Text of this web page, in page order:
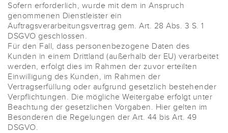
Sofern erforderlich, wurde mit dem in Anspruch
genommenen Dienstleister ein
Auftragsverarbeitungsvertrag gem. Art. 28 Abs. 3 S. 1
DSGVO geschlossen.
Für den Fall, dass personenbezogene Daten des
Kunden in einem Drittland (außerhalb der EU) verarbeitet
werden, erfolgt dies im Rahmen der zuvor erteilten
Einwilligung des Kunden, im Rahmen der
Vertragserfüllung oder aufgrund gesetzlich bestehender
Verpflichtungen. Die mögliche Weitergabe erfolgt unter
Beachtung der gesetzlichen Vorgaben. Hier gelten im
Besonderen die Regelungen der Art. 44 bis Art. 49
DSGVO.